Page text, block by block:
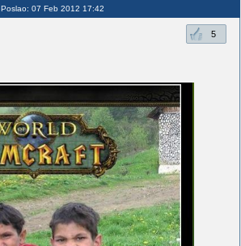
Poslao: 07 Feb 2012 17:42
5